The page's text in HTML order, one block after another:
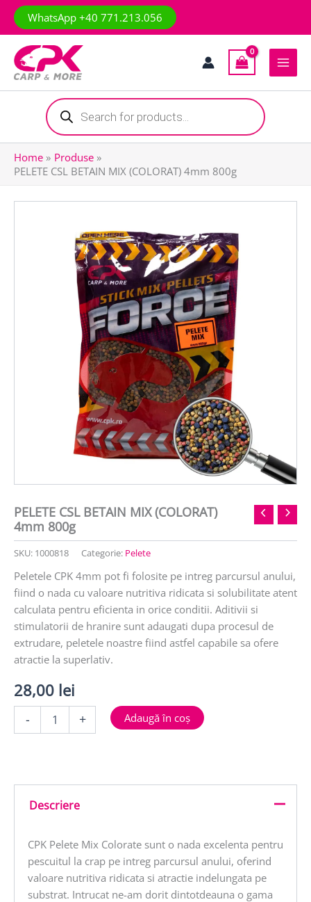
Skip
WhatsApp +40 771.213.056
Products
search
Home
Produse
PELETE CSL BETAIN MIX (COLORAT) 4mm 800g
PELETE CSL BETAIN MIX (COLORAT)
4mm 800g
SKU: 1000818 Categorie: Pelete
Peletele CPK 4mm pot fi folosite pe intreg parcursul anului,
fiind o nada cu valoare nutritiva ridicata si solubilitate atent
calculata pentru eficienta in orice conditii. Aditivii si
stimulatorii de hranire sunt adaugati dupa procesul de
extrudare, peletele noastre fiind astfel capabile sa ofere
atractie la superlativ.
28,00 lei
-
PELETE
(COLORAT)
800g
+ Adaugă în coș
Descriere
CPK Pelete Mix Colorate sunt o nada excelenta pentru
pescuitul la crap pe intreg parcursul anului, oferind
valoare nutritiva ridicata si atractie indelungata pe
substrat. Intrucat ne-am dorit dintotdeauna o gama